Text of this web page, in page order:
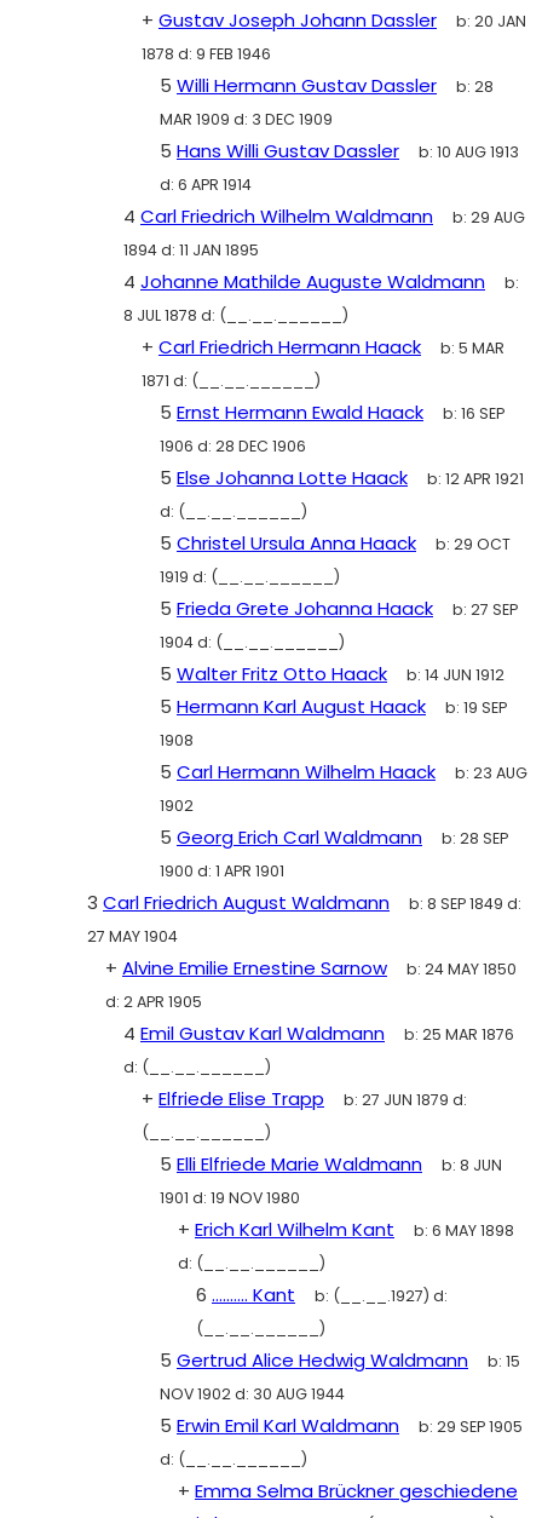
+ Gustav Joseph Johann Dassler b: 20 JAN
1878 d: 9 FEB 1946
5 Willi Hermann Gustav Dassler b: 28
MAR 1909 d: 3 DEC 1909
5 Hans Willi Gustav Dassler b: 10 AUG 1913
d: 6 APR 1914
4 Carl Friedrich Wilhelm Waldmann b: 29 AUG
1894d: 11 JAN 1895
4 Johanne Mathilde Auguste Waldmann
b:
8 JUL 1878 d: (__.__.______)
+ Carl Friedrich Hermann Haack b: 5 MAR
1871 d: (__.__.______)
5 Ernst Hermann Ewald Haack b: 16 SEP
1906 d: 28 DEC 1906
5 Else Johanna Lotte Haack b: 12 APR 1921
d: (__.__.______)
5 Christel Ursula Anna Haack b: 29 OCT
1919 d: (__.__.______)
5 Frieda Grete Johanna Haack b: 27 SEP
1904d: (__.__.______)
5 Walter Fritz Otto Haack b: 14 JUN 1912
5 Hermann Karl August Haack b: 19 SEP
1908
5 Carl Hermann Wilhelm Haack b: 23 AUG
1902
5 Georg Erich Carl Waldmann b: 28 SEP
1900 d: 1 APR 1901
3 Carl Friedrich August Waldmann b: 8 SEP 1849 d:
27 MAY 1904
+ Alvine Emilie Ernestine Sarnow b: 24 MAY 1850
d: 2 APR 1905
4 Emil Gustav Karl Waldmann b: 25 MAR 1876
d: (__.__.______)
+ Elfriede Elise Trapp b: 27 JUN 1879 d:
(__.__.______)
5 Elli Elfriede Marie Waldmann b: 8 JUN
1901 d: 19 NOV 1980
+ Erich Karl Wilhelm Kant b: 6 MAY 1898
d: (__.__.______)
6 .......... Kant b: (__.__.1927) d:
(__.__.______)
5 Gertrud Alice Hedwig Waldmann b: 15
NOV 1902d: 30 AUG 1944
5 Erwin Emil Karl Waldmann b: 29 SEP 1905
d: (__.__.______)
+ Emma Selma Brückner geschiedene